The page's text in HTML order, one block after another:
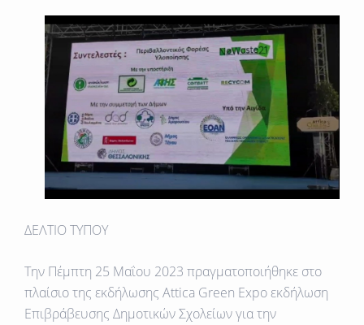
ΔΕΛΤΙΟ ΤΥΠΟΥ
Tην Πέμπτη 25 Μαΐου 2023 πραγματοποιήθηκε στο
πλαίσιο της εκδήλωσης Attica Green Expo εκδήλωση
Επιβράβευσης Δημοτικών Σχολείων για την